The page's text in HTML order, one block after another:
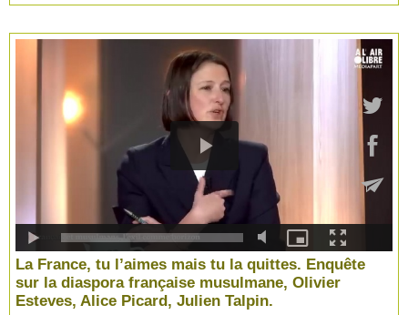
La France, tu l’aimes mais tu la quittes. Enquête
sur la diaspora française musulmane, Olivier
Esteves, Alice Picard, Julien Talpin.